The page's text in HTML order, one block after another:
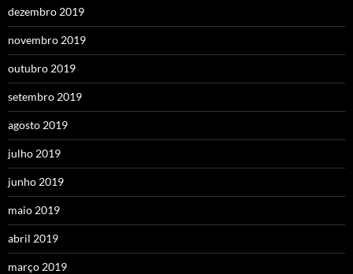
dezembro 2019
novembro 2019
outubro 2019
setembro 2019
agosto 2019
julho 2019
junho 2019
maio 2019
abril 2019
março 2019